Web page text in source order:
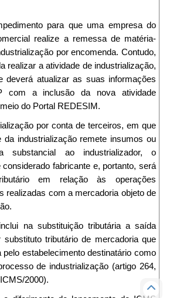
para que uma empresa do
realize a remessa de matéria-
por encomenda. Contudo,
realizar a atividade de industrialização,
deverá atualizar as suas informações
com a inclusão da nova atividade
do Portal REDESIM.
por conta de terceiros, em que
da industrialização remete insumos ou
substancial ao industrializador, o
considerado fabricante e, portanto, será
em relação às operações
realizadas com a mercadoria objeto de
na substituição tributária a saída
substituto tributário de mercadoria que
pelo estabelecimento destinatário como
de industrialização (artigo 264,
2000).